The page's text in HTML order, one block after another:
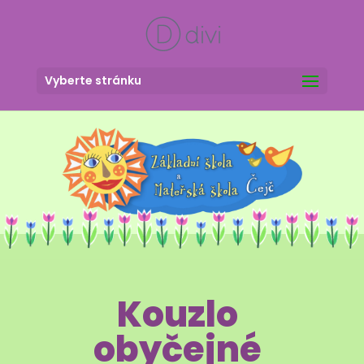
Vyberte stránku
Kouzlo
obyčejné